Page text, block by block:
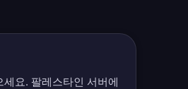
요. 팔레스타인 서버에